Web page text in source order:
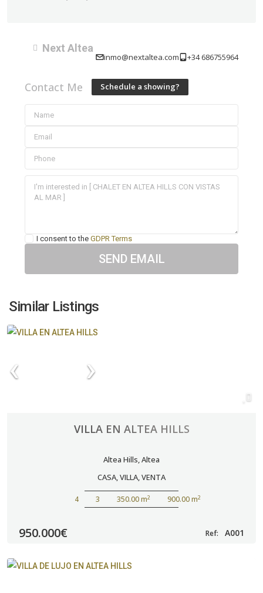
Next Altea
+34 686755964
inmo@nextaltea.com
Contact Me Schedule a showing?
I consent to the GDPR Terms
Similar Listings
VILLA EN ALTEA HILLS
Altea Hills,Altea
CASA,VILLA,VENTA
4 3 350.00 m2 900.00 m2
950.000€ Ref: A001